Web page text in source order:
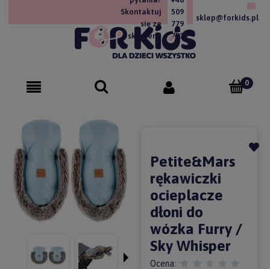
Skontaktuj
się ze
sklepem!
509
779
757
sklep@forkids.pl
Petite&Mars
rękawiczki
ocieplacze
dłoni do
wózka Furry /
Sky Whisper
Ocena: